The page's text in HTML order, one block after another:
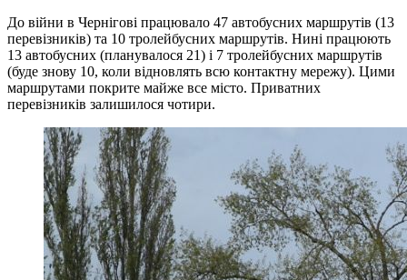
До війни в Чернігові працювало 47 автобусних маршрутів (13
перевізників) та 10 тролейбусних маршрутів. Нині працюють
13 автобусних (планувалося 21) і 7 тролейбусних маршрутів
(буде знову 10, коли відновлять всю контактну мережу). Цими
маршрутами покрите майже все місто. Приватних
перевізників залишилося чотири.